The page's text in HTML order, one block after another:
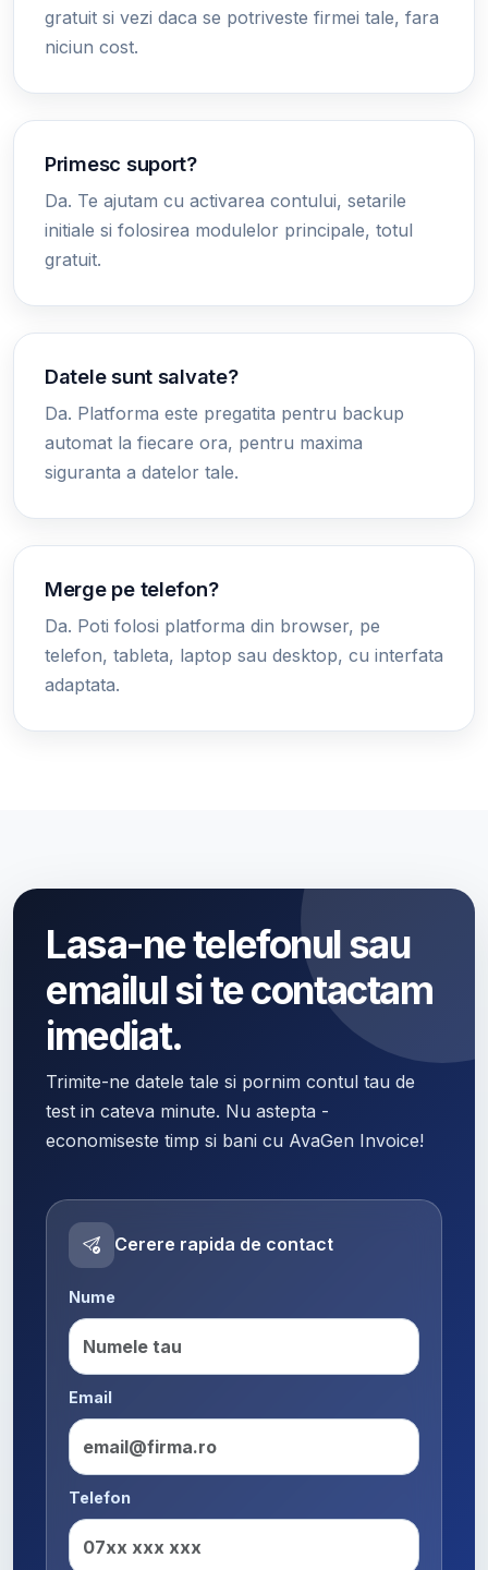
gratuit si vezi daca se potriveste firmei tale, fara
niciun cost.
Primesc suport?
Da. Te ajutam cu activarea contului, setarile
initiale si folosirea modulelor principale, totul
gratuit.
Datele sunt salvate?
Da. Platforma este pregatita pentru backup
automat la fiecare ora, pentru maxima
siguranta a datelor tale.
Merge pe telefon?
Da. Poti folosi platforma din browser, pe
telefon, tableta, laptop sau desktop, cu interfata
adaptata.
Lasa-ne telefonul sau
emailul si te contactam
imediat.
Trimite-ne datele tale si pornim contul tau de
test in cateva minute. Nu astepta -
economiseste timp si bani cu AvaGen Invoice!
Cerere rapida de contact
Nume
Email
Telefon